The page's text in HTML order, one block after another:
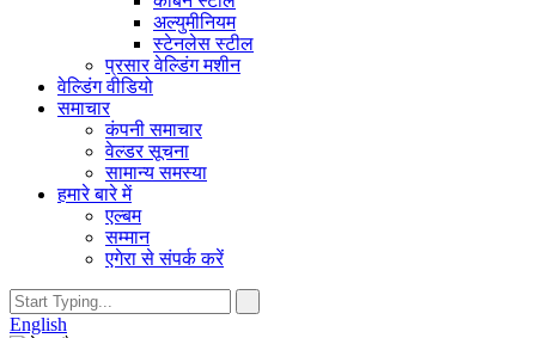
अल्युमीनियम
स्टेनलेस स्टील
प्रसार वेल्डिंग मशीन
वेल्डिंग वीडियो
समाचार
कंपनी समाचार
वेल्डर सूचना
सामान्य समस्या
हमारे बारे में
एल्बम
सम्मान
एगेरा से संपर्क करें
English